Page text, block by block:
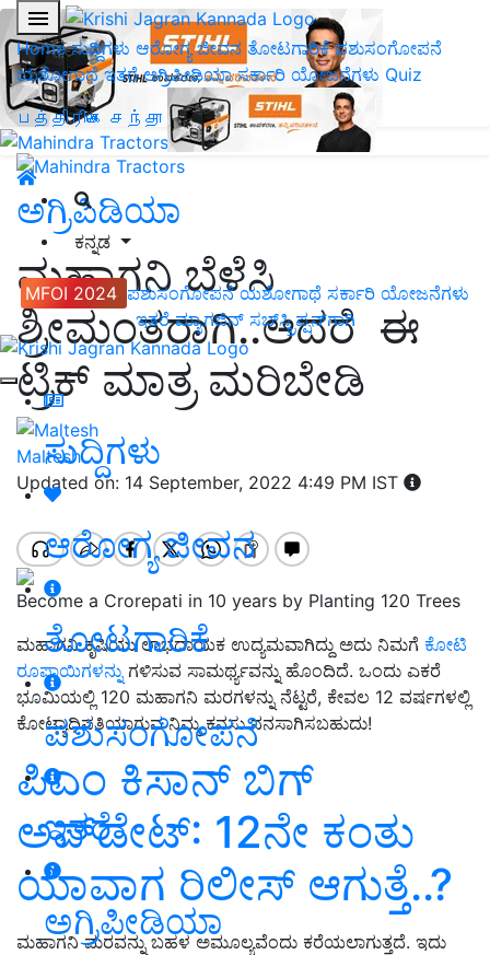
Home ಸುದ್ದಿಗಳು ಆರೋಗ್ಯ ಜೀವನ ತೋಟಗಾರಿಕೆಪಶುಸಂಗೋಪನೆ
ಯಶೋಗಾಥೆ ಇತರೆ ಅಗ್ರಿಪೀಡಿಯಾ ಸರ್ಕಾರಿ ಯೋಜನೆಗಳು Quiz
பத்திரிகை சந்தா
ಕನ್ನಡ
MFOI 2024 ಪಶುಸಂಗೋಪನೆ ಯಶೋಗಾಥೆ ಸರ್ಕಾರಿ ಯೋಜನೆಗಳು
ಇತರೆ ಮ್ಯಾಗಜಿನ್‌ ಸಬ್‌ಸ್ಕ್ರಿಪ್ಷನ್‌ಗಾಗಿ
ಸುದ್ದಿಗಳು
ಆರೋಗ್ಯ ಜೀವನ
ತೋಟಗಾರಿಕೆ
ಪಶುಸಂಗೋಪನೆ
ಇತರೆ
ಅಗ್ರಿಪೀಡಿಯಾ
ಅಗ್ರಿಪಿಡಿಯಾ
ಮಹಾಗನಿ ಬೆಳೆಸಿ
ಶ್ರೀಮಂತರಾಗಿ..ಆದರೆ ಈ
ಟ್ರಿಕ್‌ ಮಾತ್ರ ಮರಿಬೇಡಿ
Maltesh
Updated on: 14 September, 2022 4:49 PM IST
Become a Crorepati in 10 years by Planting 120 Trees
ಮಹಾಗನಿ ಕೃಷಿಯು ಲಾಭದಾಯಕ ಉದ್ಯಮವಾಗಿದ್ದು ಅದು ನಿಮಗೆ ಕೋಟಿ
ರೂಪಾಯಿಗಳನ್ನುಗಳಿಸುವ ಸಾಮರ್ಥ್ಯವನ್ನು ಹೊಂದಿದೆ. ಒಂದು ಎಕರೆ
ಭೂಮಿಯಲ್ಲಿ 120 ಮಹಾಗನಿ ಮರಗಳನ್ನು ನೆಟ್ಟರೆ, ಕೇವಲ 12 ವರ್ಷಗಳಲ್ಲಿ
ಕೋಟ್ಯಾಧಿಪತಿಯಾಗುವ ನಿಮ್ಮ ಕನಸು ನನಸಾಗಿಸಬಹುದು!
ಪಿಎಂ ಕಿಸಾನ್‌ ಬಿಗ್‌
ಅಪ್‌ಡೇಟ್‌: 12ನೇ ಕಂತು
ಯಾವಾಗ ರಿಲೀಸ್‌ ಆಗುತ್ತೆ..?
ಮಹಾಗನಿ ಮರವನ್ನು ಬಹಳ ಅಮೂಲ್ಯವೆಂದು ಕರೆಯಲಾಗುತ್ತದೆ. ಇದು